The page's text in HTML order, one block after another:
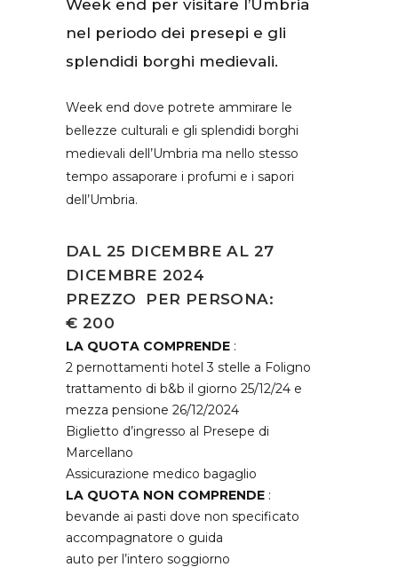
Week end per visitare l’Umbria
nel periodo dei presepi e gli
splendidi borghi medievali.
Week end dove potrete ammirare le
bellezze culturali e gli splendidi borghi
medievali dell’Umbria ma nello stesso
tempo assaporare i profumi e i sapori
dell’Umbria.
DAL 25 DICEMBRE AL 27
DICEMBRE 2024
PREZZO PER PERSONA:
€ 200
LA QUOTA COMPRENDE :
2 pernottamenti hotel 3 stelle a Foligno
trattamento di b&b il giorno 25/12/24 e
mezza pensione 26/12/2024
Biglietto d’ingresso al Presepe di
Marcellano
Assicurazione medico bagaglio
LA QUOTA NON COMPRENDE :
bevande ai pasti dove non specificato
accompagnatore o guida
auto per l’intero soggiorno